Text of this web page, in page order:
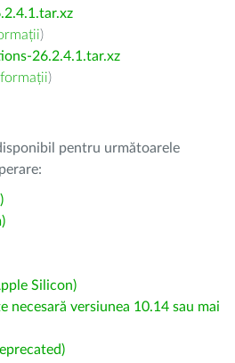
)
26.2.4.1.tar.xz
)
pentru următoarele
Silicon)
necesară versiunea 10.14 sau mai